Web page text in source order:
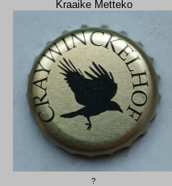
Kraaike Metteko
?